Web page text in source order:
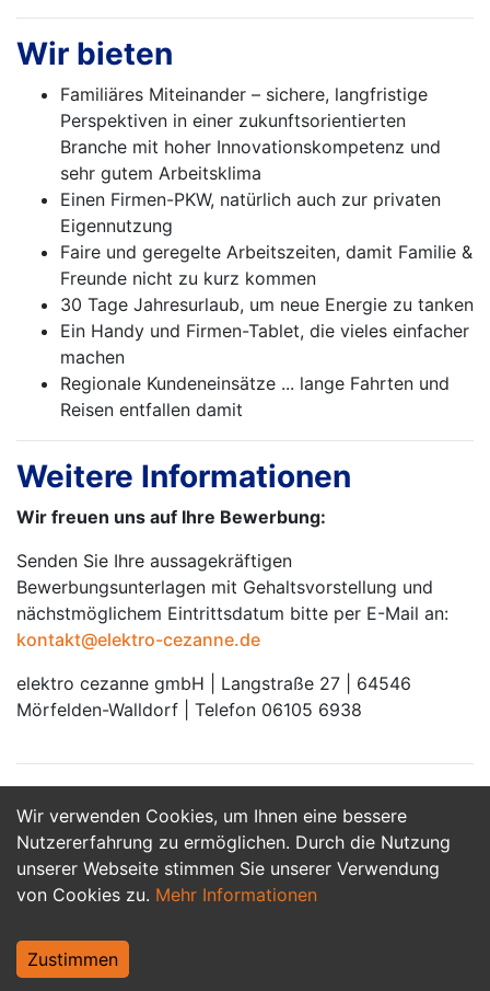
Wir verwenden Cookies, um Ihnen eine bessere
Nutzererfahrung zu ermöglichen. Durch die Nutzung
unserer Webseite stimmen Sie unserer Verwendung
von Cookies zu. Mehr Informationen
Zustimmen
Wir bieten
Familiäres Miteinander – sichere, langfristige
Perspektiven in einer zukunftsorientierten
Branche mit hoher Innovationskompetenz und
sehr gutem Arbeitsklima
Einen Firmen-PKW, natürlich auch zur privaten
Eigennutzung
Faire und geregelte Arbeitszeiten, damit Familie &
Freunde nicht zu kurz kommen
30 Tage Jahresurlaub, um neue Energie zu tanken
Ein Handy und Firmen-Tablet, die vieles einfacher
machen
Regionale Kundeneinsätze ... lange Fahrten und
Reisen entfallen damit
Weitere Informationen
Wir freuen uns auf Ihre Bewerbung:
Senden Sie Ihre aussagekräftigen
Bewerbungsunterlagen mit Gehaltsvorstellung und
nächstmöglichem Eintrittsdatum bitte per E-Mail an:
kontakt@elektro-cezanne.de
elektro cezanne gmbH | Langstraße 27 | 64546
Mörfelden-Walldorf | Telefon 06105 6938
Jetzt Bewerben